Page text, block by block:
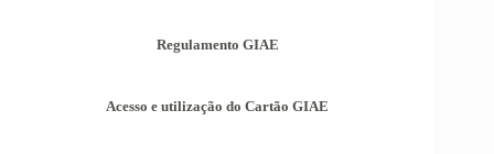
Provas Avaliação Externa.
Regulamento GIAE
Acesso e utilização do Cartão GIAE